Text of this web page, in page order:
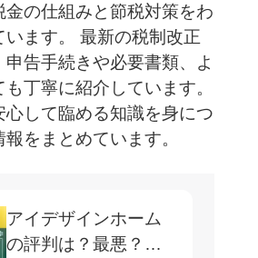
の仕組みと節税対策をわ
ます。 最新の税制改正
告手続きや必要書類、よ
丁寧に紹介しています。
して臨める知識を身につ
をまとめています。
アイデザインホーム
の評判は？最悪？口